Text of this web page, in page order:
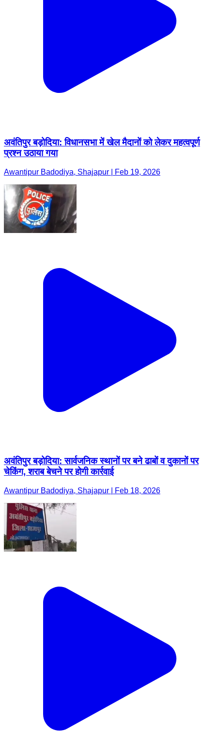
अवंतिपुर बड़ोदिया: विधानसभा में खेल मैदानों को लेकर महत्वपूर्ण
प्रश्न उठाया गया
Awantipur Badodiya, Shajapur | Feb 19, 2026
अवंतिपुर बड़ोदिया: सार्वजनिक स्थानों पर बने ढाबों व दुकानों पर
चेकिंग, शराब बेचने पर होगी कार्रवाई
Awantipur Badodiya, Shajapur | Feb 18, 2026